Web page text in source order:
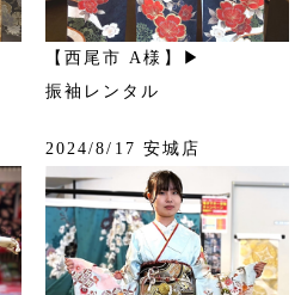
【西尾市 A様】▶
振袖レンタル
2024/8/17 安城店